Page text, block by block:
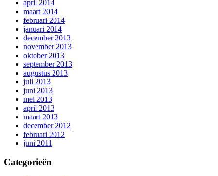
april 2014
maart 2014
februari 2014
januari 2014
december 2013
november 2013
oktober 2013
september 2013
augustus 2013
juli 2013
juni 2013
mei 2013
april 2013
maart 2013
december 2012
februari 2012
juni 2011
Categorieën